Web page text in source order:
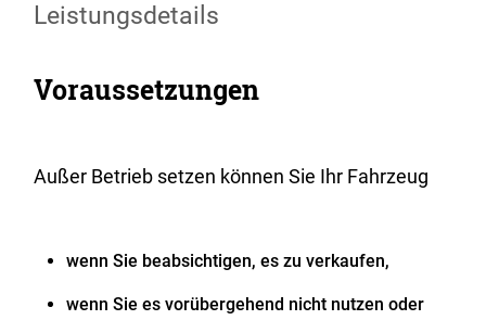
Leistungsdetails
Voraussetzungen
Außer Betrieb setzen können Sie Ihr Fahrzeug
wenn Sie beabsichtigen, es zu verkaufen,
wenn Sie es vorübergehend nicht nutzen oder